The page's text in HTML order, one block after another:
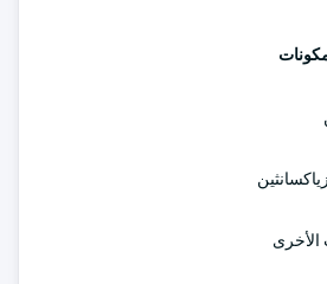
الأخرى